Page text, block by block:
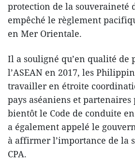
protection d​e la souveraineté
empêché le règlement
en Mer Orientale.
Il a souligné qu’en qualité de
l’ASEAN en 2017, les
travailler en étroite
pays aséaniens et​ partenaires
bientôt le Code de conduite
a également appelé le
à affirmer l’importance de la
CPA.